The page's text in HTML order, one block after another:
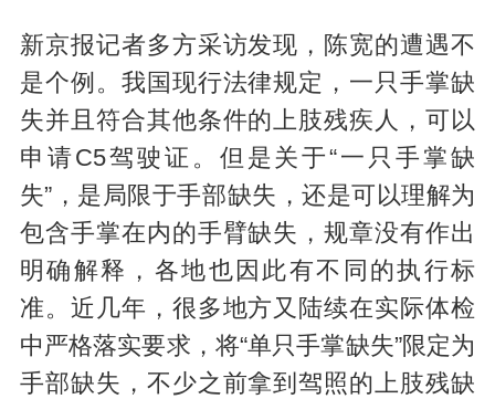
新京报记者多方采访发现，陈宽的遭遇不
是个例。我国现行法律规定，一只手掌缺
失并且符合其他条件的上肢残疾人，可以
申请C5驾驶证。但是关于“一只手掌缺
失”，是局限于手部缺失，还是可以理解为
包含手掌在内的手臂缺失，规章没有作出
明确解释，各地也因此有不同的执行标
准。近几年，很多地方又陆续在实际体检
中严格落实要求，将“单只手掌缺失”限定为
手部缺失，不少之前拿到驾照的上肢残缺